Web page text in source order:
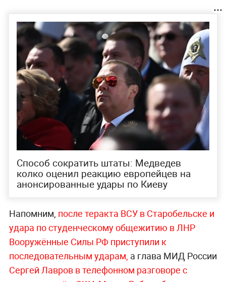
Способ сократить штаты: Медведев
колко оценил реакцию европейцев на
анонсированные удары по Киеву
Напомним, после теракта ВСУ в Старобельске и
удара по студенческому общежитию в ЛНР
Вооружённые Силы РФ приступили к
последовательным ударам, а глава МИД России
Сергей Лавров в телефонном разговоре с